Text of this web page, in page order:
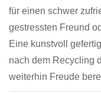
für einen schwer
gestressten Freund
Eine kunstvoll
nach dem Recycling
weiterhin Freude